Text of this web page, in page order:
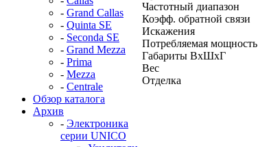
- Grand Callas
- Quinta SE
- Seconda SE
- Grand Mezza
- Prima
- Mezza
- Centrale
Обзор каталога
Архив
- Электроника
серии UNICO
Частотный диапазон
Коэфф. обратной связи
Искажения
Потребляемая мощность
Габариты ВхШхГ
Вес
Отделка